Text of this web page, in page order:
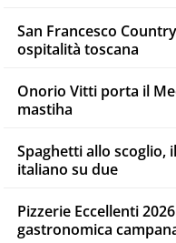
San Francesco
ospitalità toscana
Onorio Vitti porta il
mastiha
Spaghetti allo scoglio,
italiano su due
Pizzerie Eccellenti
gastronomica